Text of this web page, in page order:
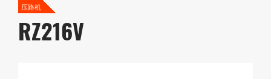
压路机
RZ216V